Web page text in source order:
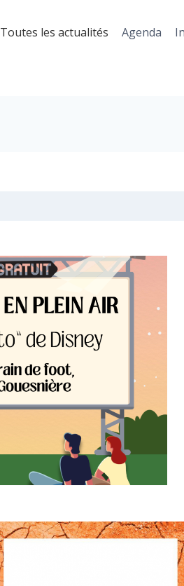
Toutes les actualités Agenda